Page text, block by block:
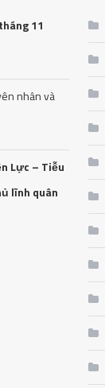
11
nhân và
Lực – Tiễu
lĩnh quân